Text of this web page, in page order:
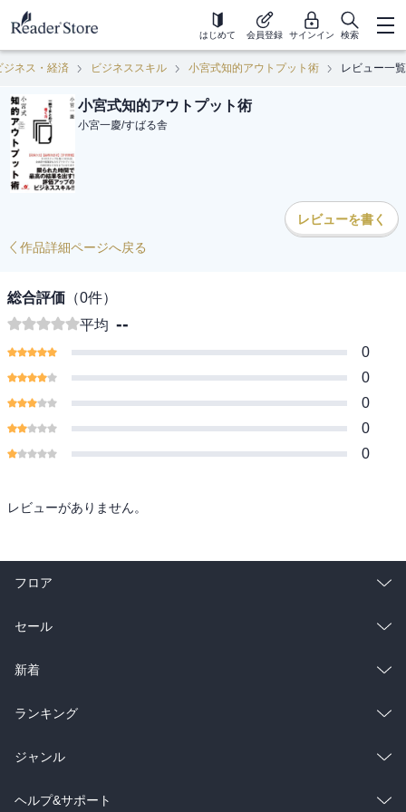
はじめて 会員登録 サインイン 検索
ジネス・経済 ビジネススキル 小宮式知的アウトプット術 レビュー一覧
小宮式知的アウトプット術
小宮一慶/すばる舎
レビューを書く
作品詳細ページへ戻る
総合評価 （0件）
平均 --
0
0
0
0
0
レビューがありません。
フロア
総合
ラノベ
雑誌・グラビア
BL・TL
セール
総合
ラノベ
雑誌・グラビア
BL・TL
新着
総合
ラノベ
雑誌・グラビア
ランキング
総合
ラノベ
ジャンル
コミック
ヘルプ&サポート